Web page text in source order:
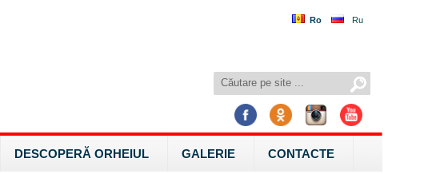
Ro Ru
DESCOPERĂ ORHEIUL GALERIE CONTACTE